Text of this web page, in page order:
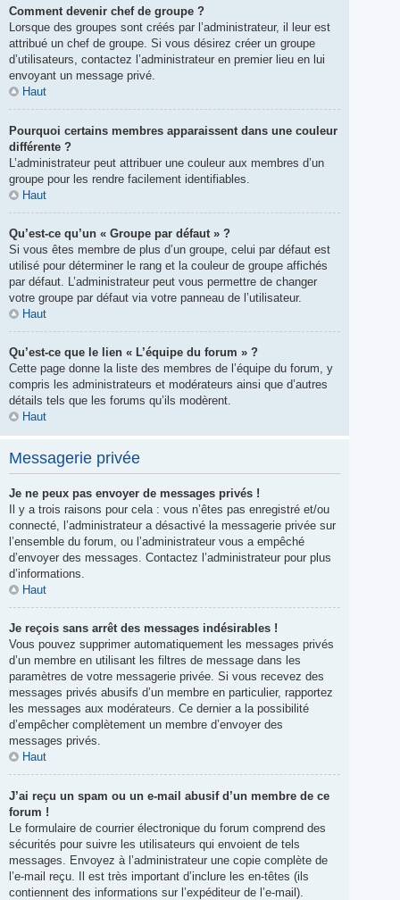
Comment devenir chef de groupe ?
Lorsque des groupes sont créés par l’administrateur, il leur est
attribué un chef de groupe. Si vous désirez créer un groupe
d’utilisateurs, contactez l’administrateur en premier lieu en lui
envoyant un message privé.
Haut
Pourquoi certains membres apparaissent dans une couleur
différente ?
L’administrateur peut attribuer une couleur aux membres d’un
groupe pour les rendre facilement identifiables.
Haut
Qu’est-ce qu’un « Groupe par défaut » ?
Si vous êtes membre de plus d’un groupe, celui par défaut est
utilisé pour déterminer le rang et la couleur de groupe affichés
par défaut. L’administrateur peut vous permettre de changer
votre groupe par défaut via votre panneau de l’utilisateur.
Haut
Qu’est-ce que le lien « L’équipe du forum » ?
Cette page donne la liste des membres de l’équipe du forum, y
compris les administrateurs et modérateurs ainsi que d’autres
détails tels que les forums qu’ils modèrent.
Haut
Messagerie privée
Je ne peux pas envoyer de messages privés !
Il y a trois raisons pour cela : vous n’êtes pas enregistré et/ou
connecté, l’administrateur a désactivé la messagerie privée sur
l’ensemble du forum, ou l’administrateur vous a empêché
d’envoyer des messages. Contactez l’administrateur pour plus
d’informations.
Haut
Je reçois sans arrêt des messages indésirables !
Vous pouvez supprimer automatiquement les messages privés
d’un membre en utilisant les filtres de message dans les
paramètres de votre messagerie privée. Si vous recevez des
messages privés abusifs d’un membre en particulier, rapportez
les messages aux modérateurs. Ce dernier a la possibilité
d’empêcher complètement un membre d’envoyer des
messages privés.
Haut
J’ai reçu un spam ou un e-mail abusif d’un membre de ce
forum !
Le formulaire de courrier électronique du forum comprend des
sécurités pour suivre les utilisateurs qui envoient de tels
messages. Envoyez à l’administrateur une copie complète de
l’e-mail reçu. Il est très important d’inclure les en-têtes (ils
contiennent des informations sur l’expéditeur de l’e-mail).